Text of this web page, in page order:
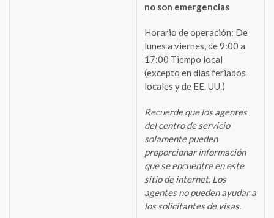
no son emergencias
Horario de operación: De
lunes a viernes, de 9:00 a
17:00 Tiempo local
(excepto en días feriados
locales y de EE. UU.)
Recuerde que los agentes
del centro de servicio
solamente pueden
proporcionar información
que se encuentre en este
sitio de internet. Los
agentes no pueden ayudar a
los solicitantes de visas.